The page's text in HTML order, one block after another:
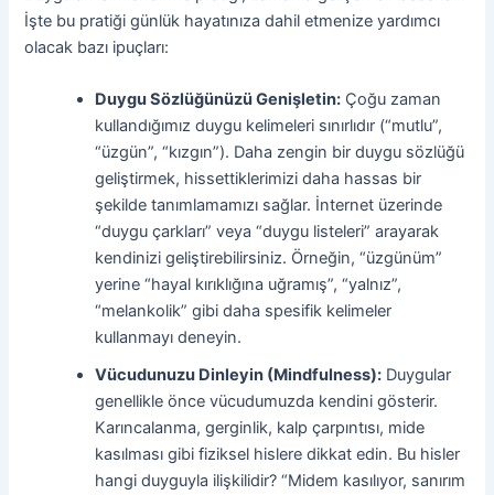
İşte bu pratiği günlük hayatınıza dahil etmenize yardımcı
olacak bazı ipuçları:
Duygu Sözlüğünüzü Genişletin: Çoğu zaman
kullandığımız duygu kelimeleri sınırlıdır (“mutlu”,
“üzgün”, “kızgın”). Daha zengin bir duygu sözlüğü
geliştirmek, hissettiklerimizi daha hassas bir
şekilde tanımlamamızı sağlar. İnternet üzerinde
“duygu çarkları” veya “duygu listeleri” arayarak
kendinizi geliştirebilirsiniz. Örneğin, “üzgünüm”
yerine “hayal kırıklığına uğramış”, “yalnız”,
“melankolik” gibi daha spesifik kelimeler
kullanmayı deneyin.
Vücudunuzu Dinleyin (Mindfulness): Duygular
genellikle önce vücudumuzda kendini gösterir.
Karıncalanma, gerginlik, kalp çarpıntısı, mide
kasılması gibi fiziksel hislere dikkat edin. Bu hisler
hangi duyguyla ilişkilidir? “Midem kasılıyor, sanırım